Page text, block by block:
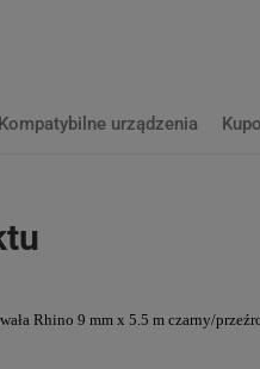
Kompatybilne urządzenia
Rhino 9 mm x 5.5 m czarny/